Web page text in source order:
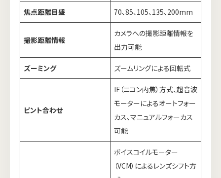
焦点距離目盛 70、85、105、135、200mm
撮影距離情報
カメラへの撮影距離情報を
出力可能
ズーミング ズームリングによる回転式
ピント合わせ
IF（ニコン内焦）方式、超音波
モーターによるオートフォー
カス、マニュアルフォーカス
可能
ボイスコイルモーター
（VCM）によるレンズシフト方